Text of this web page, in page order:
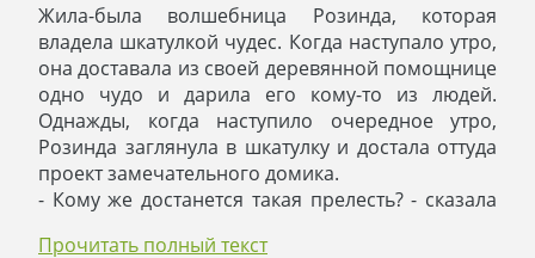
Жила-была волшебница Розинда, которая
владела шкатулкой чудес. Когда наступало утро,
она доставала из своей деревянной помощнице
одно чудо и дарила его кому-то из людей.
Однажды, когда наступило очередное утро,
Розинда заглянула в шкатулку и достала оттуда
проект замечательного домика.
- Кому же достанется такая прелесть? - сказала
Затем Розинда обратила взор на землю и
Прочитать полный текст